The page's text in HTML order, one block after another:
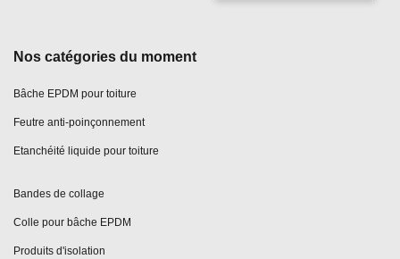
Nos catégories du moment
Bâche EPDM pour toiture
Feutre anti-poinçonnement
Etanchéité liquide pour toiture
Bandes de collage
Colle pour bâche EPDM
Produits d'isolation